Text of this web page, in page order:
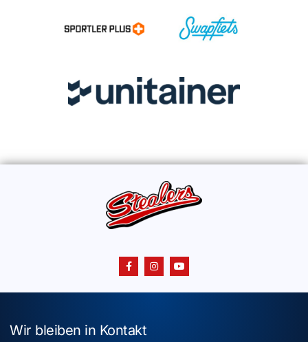
Wir bleiben in Kontakt